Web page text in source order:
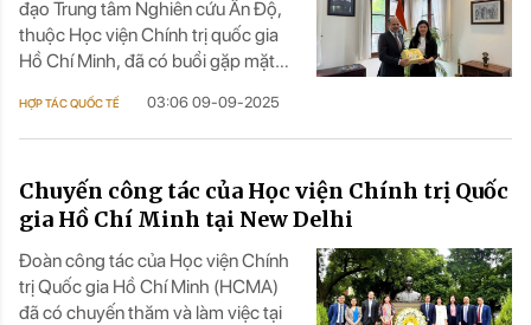
sinh xã hội tại Ấn Độ.
đạo Trung tâm Nghiên cứu Ấn Độ,
thuộc Học viện Chính trị quốc gia
Hồ Chí Minh, đã có buổi gặp mặt
Sandeep Arya, Đại sứ đặc mệnh
toàn quyền Cộng hòa Ấn Độ tại Việt
kỳ công tác.
HỢP TÁC QUỐC TẾ 03:06 09-09-2025
Chuyến công tác của Học viện Chính trị Quốc
gia Hồ Chí Minh tại New Delhi
Đoàn công tác của Học viện Chính
trị Quốc gia Hồ Chí Minh (HCMA)
đã có chuyến thăm và làm việc tại